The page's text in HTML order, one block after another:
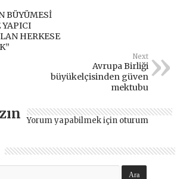
BÜYÜMESİ
YAPICI
HERKESE
Next
Avrupa Birliği
büyükelçisinden güven
mektubu
Yorum yapabilmek için oturum